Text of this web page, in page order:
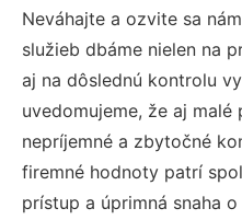
Neváhajte a ozvite sa
služieb dbáme nielen na
aj na dôslednú kontrolu
uvedomujeme, že aj
nepríjemné a zbytočné
firemné hodnoty patrí
prístup a úprimná snaha